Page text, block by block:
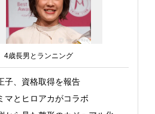
4歳長男とランニング
子、資格取得を報告
マとヒロアカがコラボ